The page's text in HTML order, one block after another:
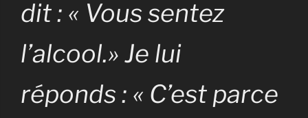
dit : « Vous sentez
l’alcool.» Je lui
réponds : « C’est parce